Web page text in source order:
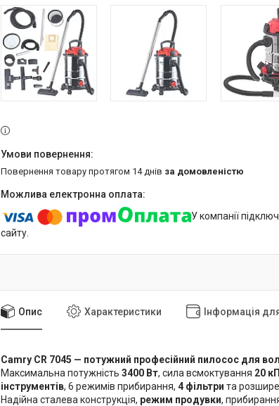
повернення товару протягом 14 днів за домовленістю
У компанії
сайту.
Опис Характеристики Інформація
Camry CR 7045 — потужний професійний пилосос для
Максимальна потужність 3400 Вт, сила всмоктування 20
інструментів, 6 режимів прибирання, 4 фільтри та
Надійна сталева конструкція, режим продувки,